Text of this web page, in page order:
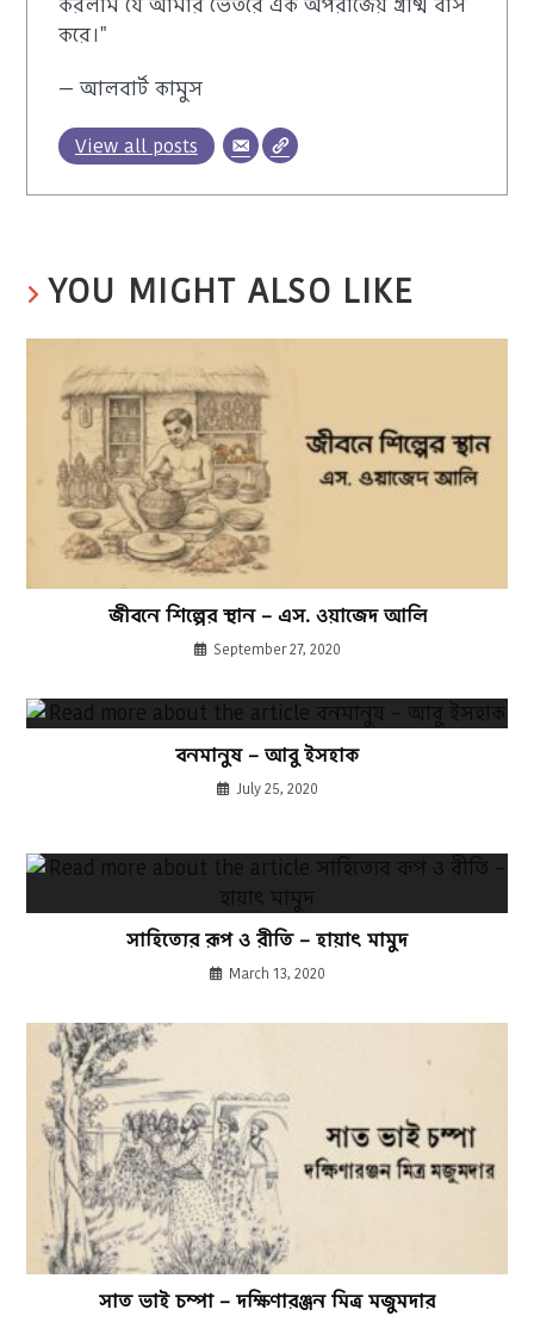
করে।"
— আলবার্ট কামুস
View all posts
YOU MIGHT ALSO LIKE
জীবনে শিল্পের স্থান – এস. ওয়াজেদ আলি
September 27, 2020
বনমানুষ – আবু ইসহাক
July 25, 2020
সাহিত্যের রূপ ও রীতি – হায়াৎ মামুদ
March 13, 2020
সাত ভাই চম্পা – দক্ষিণারঞ্জন মিত্র মজুমদার